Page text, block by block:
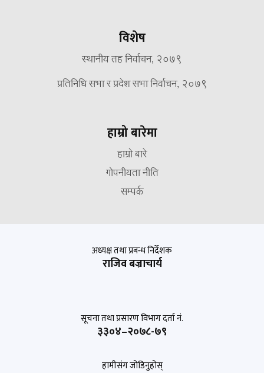
विशेष
स्थानीय तह निर्वाचन, २०७९
प्रतिनिधि सभा र प्रदेश सभा निर्वाचन, २०७९
हाम्रो बारेमा
हाम्रो बारे
गोपनीयता नीति
सम्पर्क
अध्यक्ष तथा प्रबन्ध निर्देशक
राजिव बज्राचार्य
सूचना तथा प्रसारण विभाग दर्ता नं.
३३०४–२०७८-७९
हामीसंग जोडिनुहोस्